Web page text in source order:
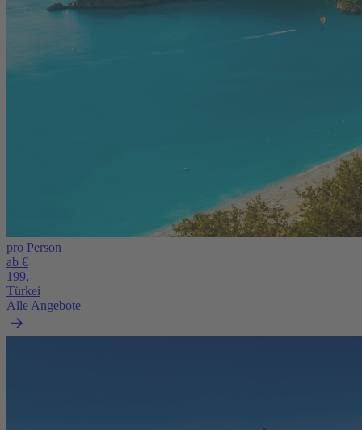
pro Person
ab €
199,-
Türkei
Alle Angebote